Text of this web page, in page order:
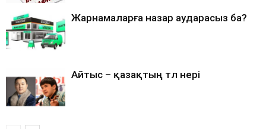
Жарнамаларға назар аударасыз ба?
Айтыс – қазақтың төл өнері